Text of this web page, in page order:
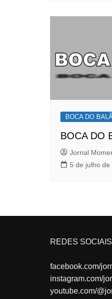
BOCA DO
BOCA DO
Jornal
5 de julho de
REDES SOCIAIS
facebook.com/
instagram.com/
youtube.com/